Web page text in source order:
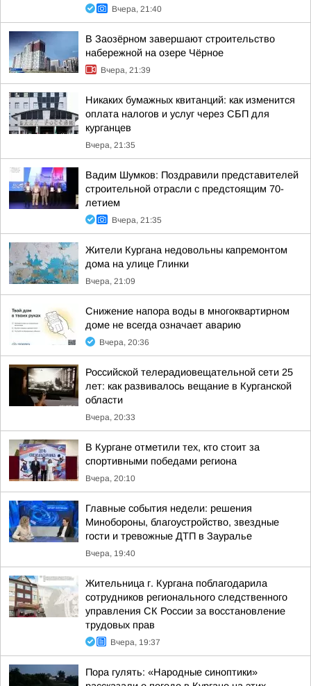
Вчера, 21:40
В Заозёрном завершают строительство
набережной на озере Чёрное
Вчера, 21:39
Никаких бумажных квитанций: как изменится
оплата налогов и услуг через СБП для
курганцев
Вчера, 21:35
Вадим Шумков: Поздравили представителей
строительной отрасли с предстоящим 70-
летием
Вчера, 21:35
Жители Кургана недовольны капремонтом
дома на улице Глинки
Вчера, 21:09
Снижение напора воды в многоквартирном
доме не всегда означает аварию
Вчера, 20:36
Российской телерадиовещательной сети 25
лет: как развивалось вещание в Курганской
области
Вчера, 20:33
В Кургане отметили тех, кто стоит за
спортивными победами региона
Вчера, 20:10
Главные события недели: решения
Минобороны, благоустройство, звездные
гости и тревожные ДТП в Зауралье
Вчера, 19:40
Жительница г. Кургана поблагодарила
сотрудников регионального следственного
управления СК России за восстановление
трудовых прав
Вчера, 19:37
Пора гулять: «Народные синоптики»